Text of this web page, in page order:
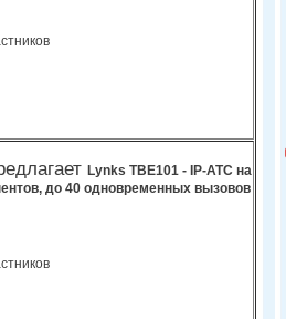
Lynks TBE101 - IP-АТС на
до 40 одновременных вызовов